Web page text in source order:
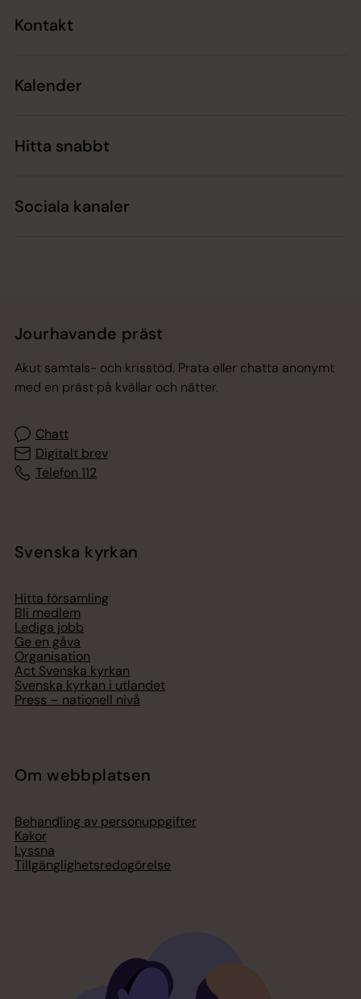
Kontakt
Kalender
Hitta snabbt
Sociala kanaler
Jourhavande präst
Akut samtals- och krisstöd. Prata eller chatta anonymt
med en präst på kvällar och nätter.
Chatt
Digitalt brev
Telefon 112
Svenska kyrkan
Hitta församling
Bli medlem
Lediga jobb
Ge en gåva
Organisation
Act Svenska kyrkan
Svenska kyrkan i utlandet
Press – nationell nivå
Om webbplatsen
Behandling av personuppgifter
Kakor
Lyssna
Tillgänglighetsredogörelse